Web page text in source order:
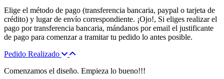
Elige el método de pago (transferencia bancaria, paypal o tarjeta de
crédito) y lugar de envío correspondiente. ¡Ojo!, Si eliges realizar el
pago por transferencia bancaria, mándanos por email el justificante
de pago para comenzar a tramitar tu pedido lo antes posible.
Pedido Realizado
Comenzamos el diseño. Empieza lo bueno!!!